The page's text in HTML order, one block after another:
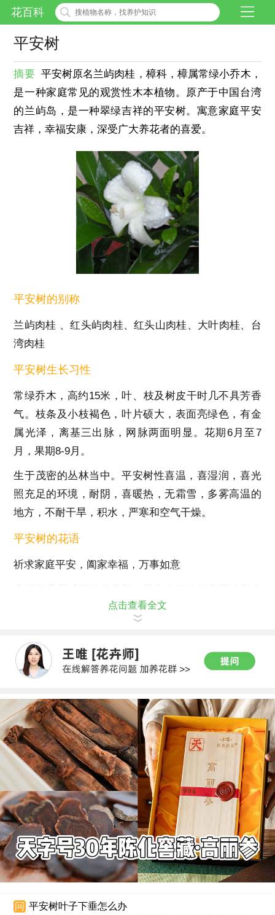
花百科
平安树
摘要 平安树原名兰屿肉桂，樟科，樟属常绿小乔木，
是一种家庭常见的观赏性木本植物。原产于中国台湾
的兰屿岛，是一种翠绿吉祥的平安树。寓意家庭平安
吉祥，幸福安康，深受广大养花者的喜爱。
平安树的别称
兰屿肉桂 、红头屿肉桂、红头山肉桂、大叶肉桂、台
湾肉桂
平安树生长习性
常绿乔木，高约15米，叶、枝及树皮干时几不具芳香
气。枝条及小枝褐色，叶片硕大，表面亮绿色，有金
属光泽，离基三出脉，网脉两面明显。花期6月至7
月，果期8-9月。
生于茂密的丛林当中。平安树性喜温，喜湿润，喜光
照充足的环境，耐阴，喜暖热，无霜雪，多雾高温的
地方，不耐干旱，积水，严寒和空气干燥。
平安树的花语
祈求家庭平安，阖家幸福，万事如意
幸福，所以很多的人们把它摆在家门前。
点击查看全文
问 平安树叶子下垂怎么办